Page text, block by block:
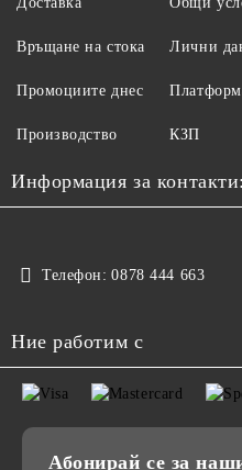
Връщане на стока
Промоциите днес
Производство
Лични
КЗП
Информация за контакти:
Телефон: 0878 444 663
Ние работим с
Абонирай се за